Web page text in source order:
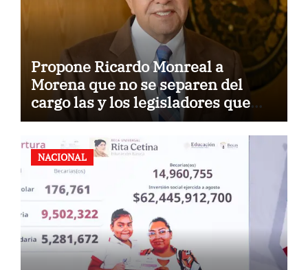
Propone Ricardo Monreal a
Morena que no se separen del
cargo las y los legisladores que
quieren reelegirse
NACIONAL